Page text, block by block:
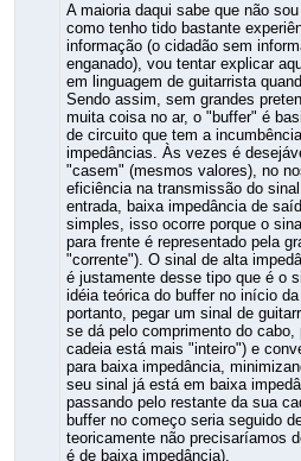
A maioria daqui sabe que não
como tenho tido bastante
informação (o cidadão sem
enganado), vou tentar explicar
em linguagem de guitarrista
Sendo assim, sem grandes
muita coisa no ar, o "buffer" é
de circuito que tem a
impedâncias. Às vezes é
"casem" (mesmos valores), no
eficiência na transmissão do
entrada, baixa impedância de
simples, isso ocorre porque o
para frente é representado pela
"corrente"). O sinal de alta
é justamente desse tipo que é o
idéia teórica do buffer no início
portanto, pegar um sinal de
se dá pelo comprimento do
cadeia está mais "inteiro") e
para baixa impedância,
seu sinal já está em baixa
passando pelo restante da sua
buffer no começo seria seguido
teoricamente não precisaríamos
é de baixa impedância).